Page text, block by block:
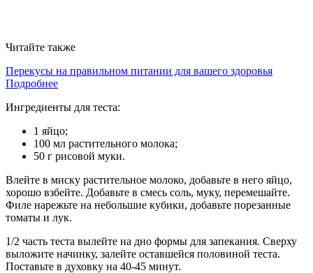
Читайте также
Перекусы на правильном питании для вашего здоровья
Подробнее
Ингредиенты для теста:
1 яйцо;
100 мл растительного молока;
50 г рисовой муки.
Влейте в миску растительное молоко, добавьте в него яйцо,
хорошо взбейте. Добавьте в смесь соль, муку, перемешайте.
Филе нарежьте на небольшие кубики, добавьте порезанные
томаты и лук.
1/2 часть теста вылейте на дно формы для запекания. Сверху
выложите начинку, залейте оставшейся половиной теста.
Поставьте в духовку на 40-45 минут.